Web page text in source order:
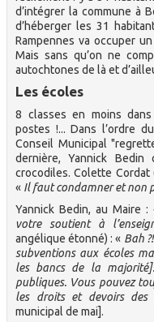
d’intégrer la commune à
d’héberger les 31
Rampennes va occuper
Mais sans qu’on ne
autochtones de là et
Les écoles
8 classes en moins
postes !... Dans l’ordre
Conseil Municipal
dernière, Yannick
crocodiles. Colette
« Il faut condamner et non
Yannick Bedin, au Maire :
votre soutient à
angélique étonné) : « Bah ?!
subventions aux écoles
les bancs de la
publiques. Vous pouvez
les droits et devoirs des
municipal de mai].